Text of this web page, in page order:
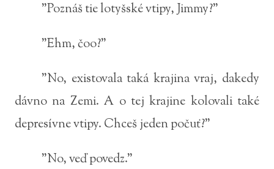
"Poznáš tie lotyšské vtipy, Jimmy?"
"Ehm, čoo?"
"No, existovala taká krajina vraj, dakedy
dávno na Zemi. A o tej krajine kolovali také
depresívne vtipy. Chceš jeden počuť?"
"No, veď povedz."